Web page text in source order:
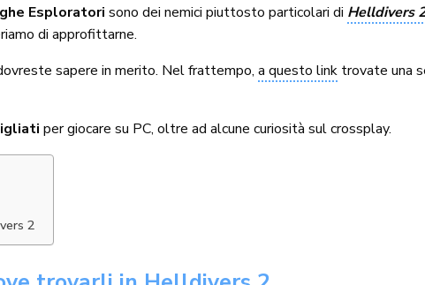
Esploratori sono dei nemici piuttosto particolari di Helldivers
di approfittarne.
sapere in merito. Nel frattempo,a questo link trovate una
per giocare su PC, oltre ad alcune curiosità sul crossplay.
2